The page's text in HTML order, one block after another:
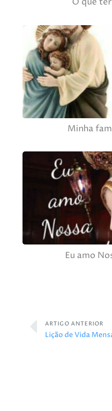
Minha
Eu amo
ARTIGO ANTERIOR
Lição de Vida